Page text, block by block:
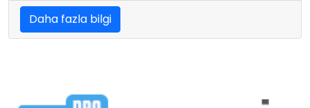
Daha fazla bilgi